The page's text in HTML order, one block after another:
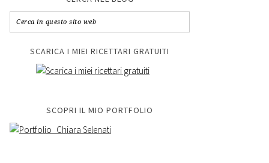
SCARICA I MIEI RICETTARI GRATUITI
SCOPRI IL MIO PORTFOLIO